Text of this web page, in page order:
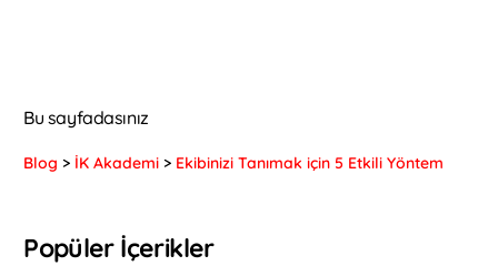
Bu sayfadasınız
Blog > İK Akademi > Ekibinizi Tanımak için 5 Etkili Yöntem
Popüler İçerikler